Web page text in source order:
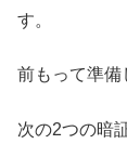
す。
前もって準備
次の2つの暗